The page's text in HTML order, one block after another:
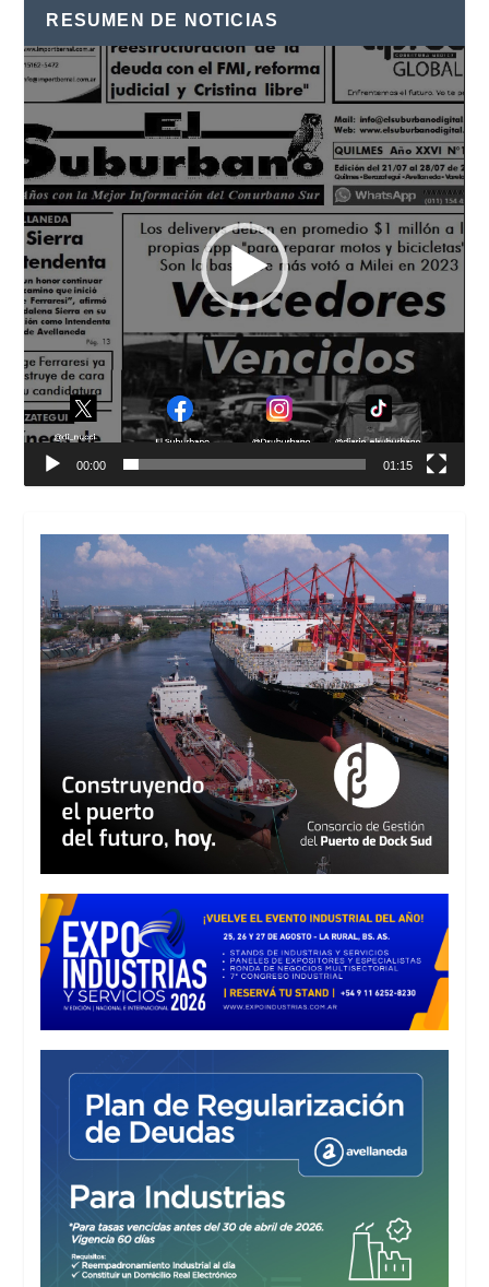
RESUMEN DE NOTICIAS
Reproductor
de
vídeo
00:00 01:15